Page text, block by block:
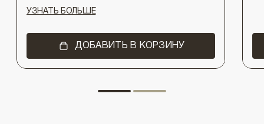
УЗНАТЬ БОЛЬШЕ
ДОБАВИТЬ В КОРЗИНУ